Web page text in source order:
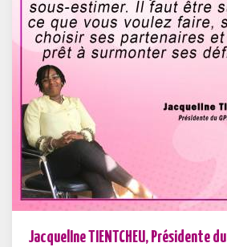
JacquelIne TIENTCHEU, Présidente du